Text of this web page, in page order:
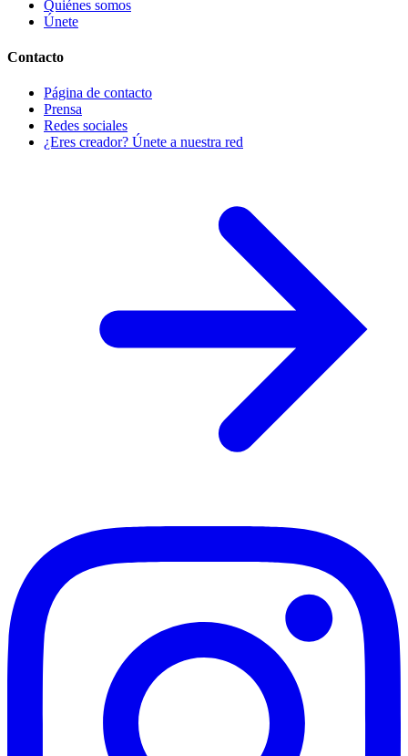
Quiénes somos
Únete
Contacto
Página de contacto
Prensa
Redes sociales
¿Eres creador? Únete a nuestra red